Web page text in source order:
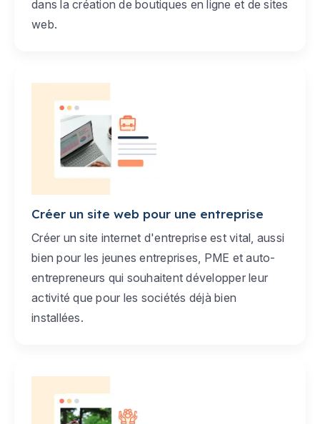
dans la création de boutiques en ligne et de sites
web.
Créer un site web pour une entreprise
Créer un site internet d'entreprise est vital, aussi
bien pour les jeunes entreprises, PME et auto-
entrepreneurs qui souhaitent développer leur
activité que pour les sociétés déjà bien
installées.